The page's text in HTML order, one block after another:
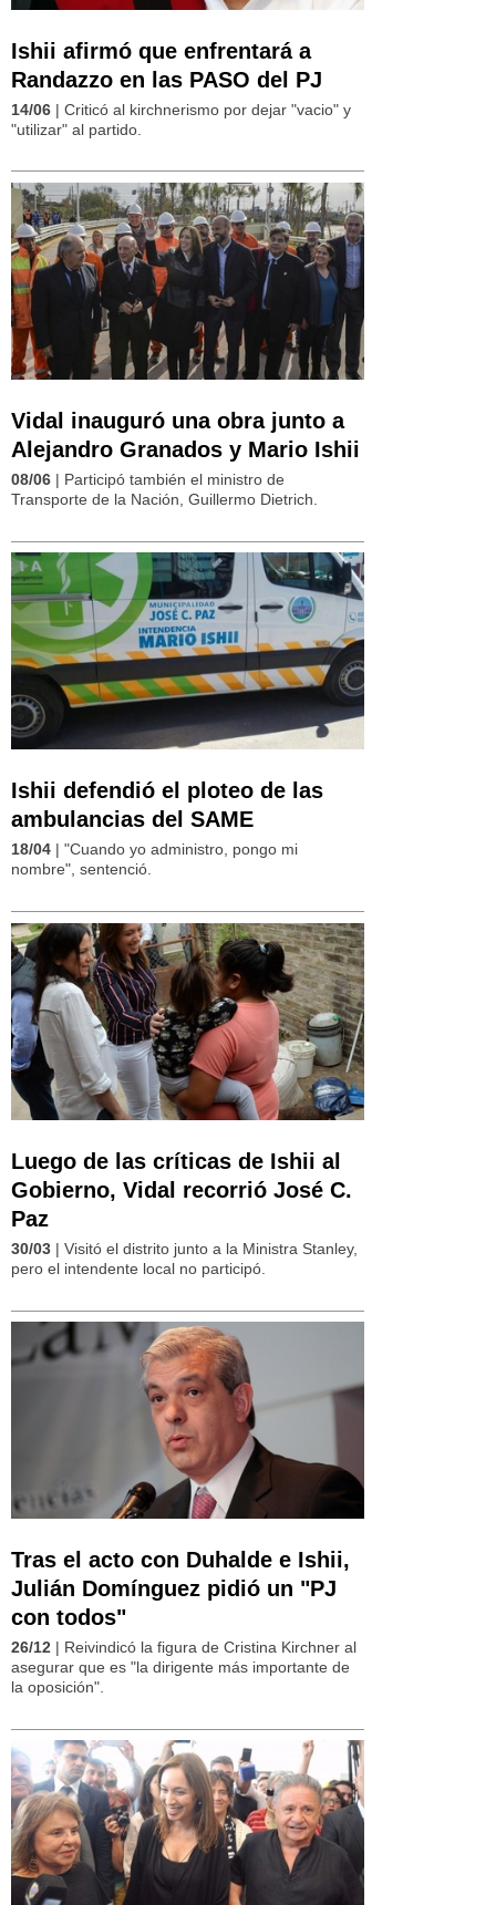
Ishii afirmó que enfrentará a
Randazzo en las PASO del PJ
14/06 | Criticó al kirchnerismo por dejar "vacio" y
"utilizar" al partido.
Vidal inauguró una obra junto a
Alejandro Granados y Mario Ishii
08/06 | Participó también el ministro de
Transporte de la Nación, Guillermo Dietrich.
Ishii defendió el ploteo de las
ambulancias del SAME
18/04 | "Cuando yo administro, pongo mi
nombre", sentenció.
Luego de las críticas de Ishii al
Gobierno, Vidal recorrió José C.
Paz
30/03 | Visitó el distrito junto a la Ministra Stanley,
pero el intendente local no participó.
Tras el acto con Duhalde e Ishii,
Julián Domínguez pidió un "PJ
con todos"
26/12 | Reivindicó la figura de Cristina Kirchner al
asegurar que es "la dirigente más importante de
la oposición".